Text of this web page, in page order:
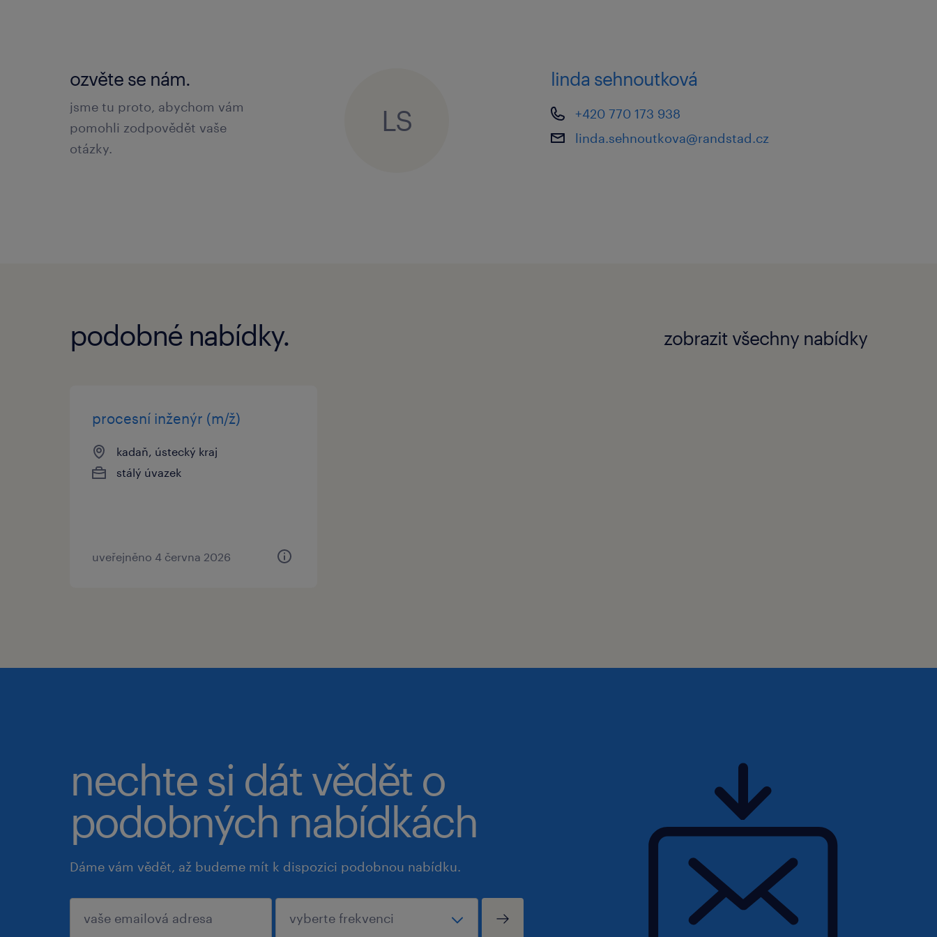
kontaktovat a informovat o dalším průběhu.
Máte doplňující otázky? Neváhejte nás kontaktovat.
ozvěte se nám.
jsme tu proto, abychom vám
pomohli zodpovědět vaše
otázky.
LS
linda sehnoutková
+420 770 173 938
linda.sehnoutkova@randstad.cz
podobné nabídky. zobrazit všechny nabídky
procesní inženýr (m/ž)
kadaň, ústecký kraj
stálý úvazek
uveřejněno 4 června 2026
nechte si dát vědět o
podobných nabídkách
Dáme vám vědět, až budeme mít k dispozici podobnou nabídku.